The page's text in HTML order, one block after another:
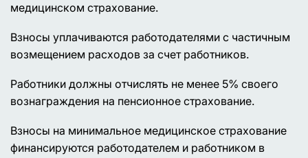
медицинском страхование.
Взносы уплачиваются работодателями с частичным
возмещением расходов за счет работников.
Работники должны отчислять не менее 5% своего
вознаграждения на пенсионное страхование.
Взносы на минимальное медицинское страхование
финансируются работодателем и работником в